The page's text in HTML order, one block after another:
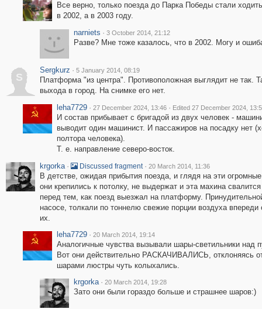
Все верно, только поезда до Парка Победы стали
в 2002, а в 2003 году.
narniets · 3 October 2014, 21:12
Разве? Мне тоже казалось, что в 2002. Могу и
S
Sergkurz · 5 January 2014, 08:19
Платформа "из центра". Противоположная выглядит не так.
выхода в город. На снимке его нет.
leha7729 · 27 December 2024, 13:46 · Edited 27 December 2024,
И состав прибывает с бригадой из двух человек -
выводит один машинист. И пассажиров на посадку нет
полтора человека).
Т. е. направление северо-восток.
krgorka · Discussed fragment · 20 March 2014, 11:36
В детстве, ожидая прибытия поезда, и глядя на эти
они крепились к потолку, не выдержат и эта махина
перед тем, как поезд выезжал на платформу.
насосе, толкали по тоннелю свежие порции воздуха
их.
leha7729 · 20 March 2014, 19:14
Аналогичные чувства вызывали шары-светильники над
Вот они действительно РАСКАЧИВАЛИСЬ, отклоняясь
шарами люстры чуть колыхались.
krgorka · 20 March 2014, 19:28
Зато они были гораздо больше и страшнее шаров:)